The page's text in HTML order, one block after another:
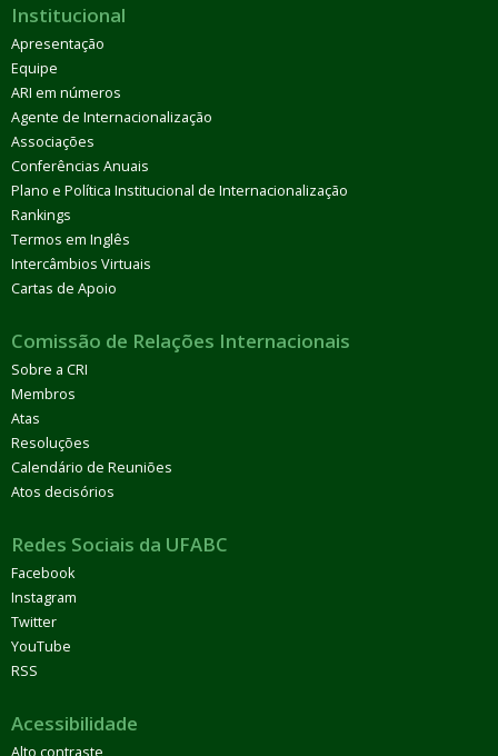
Institucional
Apresentação
Equipe
ARI em números
Agente de Internacionalização
Associações
Conferências Anuais
Plano e Política Institucional de Internacionalização
Rankings
Termos em Inglês
Intercâmbios Virtuais
Cartas de Apoio
Comissão de Relações Internacionais
Sobre a CRI
Membros
Atas
Resoluções
Calendário de Reuniões
Atos decisórios
Redes Sociais da UFABC
Facebook
Instagram
Twitter
YouTube
RSS
Acessibilidade
Alto contraste